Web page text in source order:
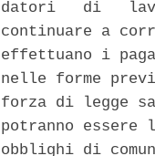
datori   di
continuare a
effettuano i
nelle forme
forza di legge
potranno
obblighi di